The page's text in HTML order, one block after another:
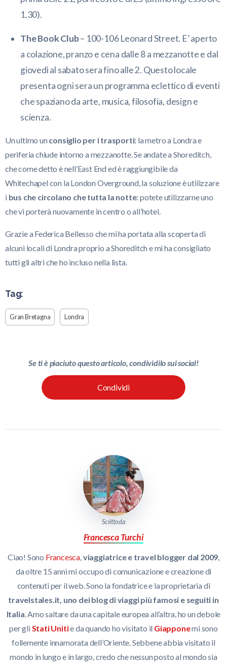
1.30).
The Book Club– 100-106 Leonard Street. E’ aperto
a colazione, pranzo e cena dalle 8 a mezzanotte e dal
giovedì al sabato sera fino alle 2. Questo locale
presenta ogni sera un programma eclettico di eventi
che spaziano da arte, musica, filosofia, design e
scienza.
Un ultimo un consiglio per i trasporti: la metro a Londra e
periferia chiude intorno a mezzanotte. Se andate a Shoreditch,
che come detto è nell’East End ed è raggiungibile da
Whitechapel con la London Overground, la soluzione è utilizzare
i bus che circolano che tutta la notte: potete utilizzarne uno
che vi porterà nuovamente in centro o all’hotel.
Grazie a Federica Bellesso che mi ha portata alla scoperta di
alcuni locali di Londra proprio a Shoreditch e mi ha consigliato
tutti gli altri che ho incluso nella lista.
Tag:
Gran Bretagna Londra
Se ti è piaciuto questo articolo, condividilo sui social!
Condividi
Scritto da
Francesca Turchi
Ciao! Sono Francesca,viaggiatrice e travel blogger dal 2009,
da oltre 15 anni mi occupo di comunicazione e creazione di
contenuti per il web. Sono la fondatrice e la proprietaria di
travelstales.it, uno dei blog di viaggi più famosi e seguiti in
Italia. Amo saltare da una capitale europea all’altra, ho un debole
per gli Stati Unitie da quando ho visitato il Giapponemi sono
follemente innamorata dell’Oriente. Sebbene abbia visitato il
mondo in lungo e in largo, credo che nessun posto al mondo sia